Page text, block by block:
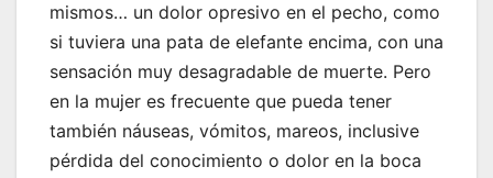
mismos… un dolor opresivo en el pecho, como
si tuviera una pata de elefante encima, con una
sensación muy desagradable de muerte. Pero
en la mujer es frecuente que pueda tener
también náuseas, vómitos, mareos, inclusive
pérdida del conocimiento o dolor en la boca